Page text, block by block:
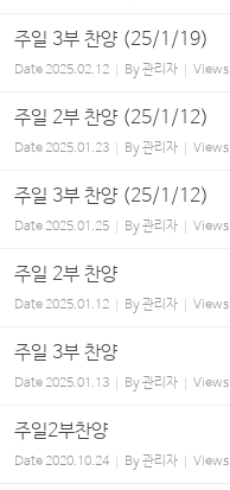
주일 3부 찬양 (25/1/19)
Date2025.02.12 By관리자 Views
주일 2부 찬양 (25/1/12)
Date2025.01.23 By관리자 Views
주일 3부 찬양 (25/1/12)
Date2025.01.25 By관리자 Views
주일 2부 찬양
Date2025.01.12 By관리자 Views
주일 3부 찬양
Date2025.01.13 By관리자 Views
주일2부찬양
Date2020.10.24 By관리자 Views